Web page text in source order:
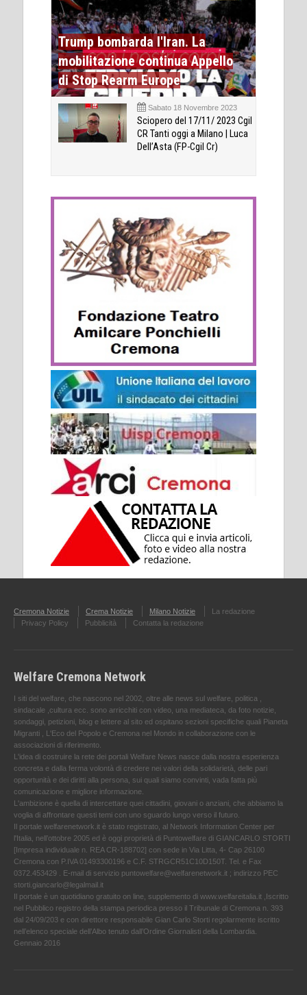
Trump bombarda l'Iran. La
mobilitazione continua Appello
di Stop Rearm Europe
Sabato 18 Novembre 2023
Sciopero del 17/11/ 2023 Cgil
CR Tanti oggi a Milano | Luca
Dell’Asta (FP-Cgil Cr)
Cremona Notizie Crema Notizie Milano Notizie
La redazione
Privacy Policy
Pubblicità Contatta la redazione
Welfare Cremona Network
I siti del welfare, che nascono nel 2002, oltre alle news sul welfare, politica ,
sindacale ,cultura ecc. sono arricchiti con video, una mediateca, da foto notizie,
sondaggi, petizioni, blog e lettere al sito ed ospitano sezioni specifiche quali Pianeta
Migranti , L'Eco del Popolo e Cremona nel Mondo in collaborazione con le
associazioni di riferimento.
L'idea di costruire la rete dei portali Welfare News nasce dalla nostra esperienza
concreta e dalla ferma volontà di credere nei valori della solidarietà, delle pari
opportunità e dei diritti alla persona, sui quali siamo convinti, vada fatta più
comunicazione e migliore informazione.
L'ambizione è quella di intercettare quei cittadini, giovani o anziani, che abbiamo la
voglia di affrontare questi temi con uno sguardo lungo verso il futuro.
Il portale welfarenetwork.it è stato registrato, al Network Information Center per
l'Italia, nell’ottobre 2005 ed è oggi proprietà di Puntowelfare di GIANCARLO STORTI
[Impresa individuale n. REA CR-188702] con sede in Via Litta, 4- Cap 26100
Cremona con P.IVA 01493300196 e C.F. STRGCR51C10D150T. Tel. e Fax
0372.453429 . E-mail di servizio puntowelfare@welfarenetwork.it ; indirizzo PEC
storti.giancarlo@legalmail.it
Il portale è un quotidiano gratuito on line, supplemento di www.welfareitalia.it ,Iscritto
nel Pubblico registro della stampa periodica presso il Tribunale di Cremona n. 393
dal 24/09/203 e con direttore responsabile Gian Carlo Storti regolarmente iscritto
nell’elenco speciale dell’Albo tenuto dall’Ordine Giornalisti della Lombardia.
Gennaio 2016